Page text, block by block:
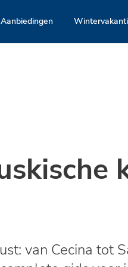
Aanbiedingen
van Cecina tot